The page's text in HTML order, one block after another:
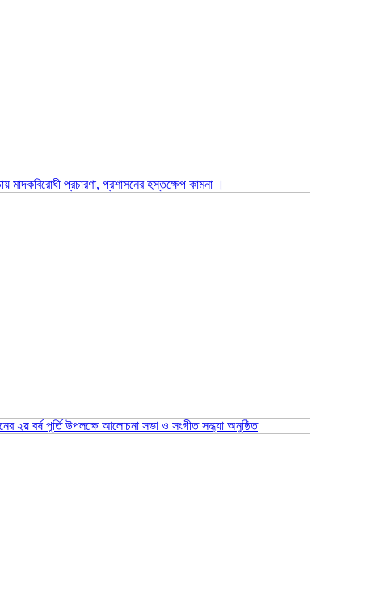
মাদকবিরোধী প্রচারণা, প্রশাসনের হস্তক্ষেপ কামনা ‎।
২য় বর্ষ পূর্তি উপলক্ষে আলোচনা সভা ও সংগীত সন্ধ্যা অনুষ্ঠিত